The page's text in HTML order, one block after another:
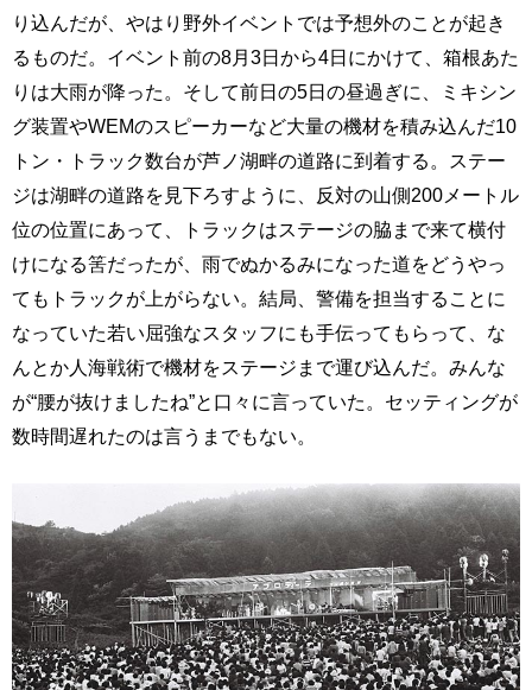
り込んだが、やはり野外イベントでは予想外のことが起き
るものだ。イベント前の8月3日から4日にかけて、箱根あた
りは大雨が降った。そして前日の5日の昼過ぎに、ミキシン
グ装置やWEMのスピーカーなど大量の機材を積み込んだ10
トン・トラック数台が芦ノ湖畔の道路に到着する。ステー
ジは湖畔の道路を見下ろすように、反対の山側200メートル
位の位置にあって、トラックはステージの脇まで来て横付
けになる筈だったが、雨でぬかるみになった道をどうやっ
てもトラックが上がらない。結局、警備を担当することに
なっていた若い屈強なスタッフにも手伝ってもらって、な
んとか人海戦術で機材をステージまで運び込んだ。みんな
が“腰が抜けましたね”と口々に言っていた。セッティングが
数時間遅れたのは言うまでもない。